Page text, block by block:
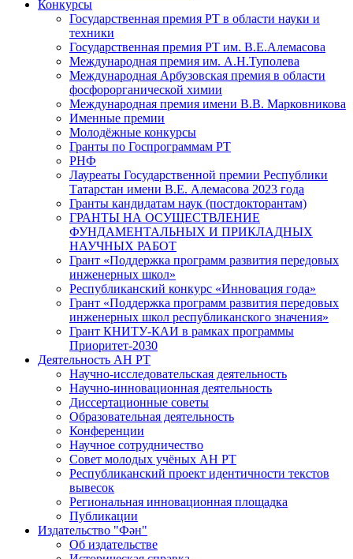
Конкурсы
Государственная премия РТ в области науки и
техники
Государственная премия РТ им. В.Е.Алемасова
Международная премия им. А.Н.Туполева
Международная Арбузовская премия в области
фосфорорганической химии
Международная премия имени В.В. Марковникова
Именные премии
Молодёжные конкурсы
Гранты по Госпрограммам РТ
РНФ
Лауреаты Государственной премии Республики
Татарстан имени В.Е. Алемасова 2023 года
Гранты кандидатам наук (постдокторантам)
ГРАНТЫ НА ОСУЩЕСТВЛЕНИЕ
ФУНДАМЕНТАЛЬНЫХ И ПРИКЛАДНЫХ
НАУЧНЫХ РАБОТ
Грант «Поддержка программ развития передовых
инженерных школ»
Республиканский конкурс «Инновация года»
Грант «Поддержка программ развития передовых
инженерных школ республиканского значения»
Грант КНИТУ-КАИ в рамках программы
Приоритет-2030
Деятельность АН РТ
Научно-исследовательская деятельность
Научно-инновационная деятельность
Диссертационные советы
Образовательная деятельность
Конференции
Научное сотрудничество
Совет молодых учёных АН РТ
Республиканский проект идентичности текстов
вывесок
Региональная инновационная площадка
Публикации
Издательство "Фән"
Об издательстве